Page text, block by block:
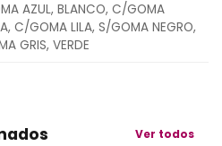
AZUL, BLANCO, C/GOMA
C/GOMA LILA, S/GOMA NEGRO,
GRIS, VERDE
Ver todos